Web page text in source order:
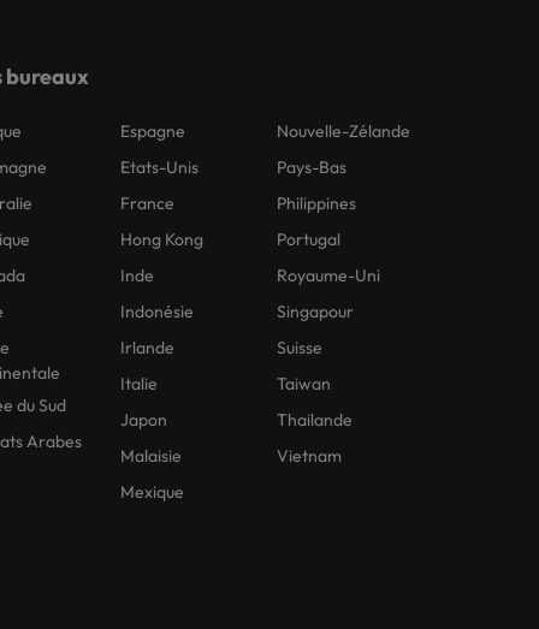
bureaux
du Sud
Arabes
Espagne
Etats-Unis
France
Hong Kong
Inde
Indonésie
Irlande
Italie
Japon
Malaisie
Mexique
Nouvelle-Zélande
Pays-Bas
Philippines
Portugal
Royaume-Uni
Singapour
Suisse
Taiwan
Thailande
Vietnam